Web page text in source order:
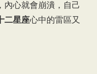
內心就會崩潰，自己
二星座心中的雷區又